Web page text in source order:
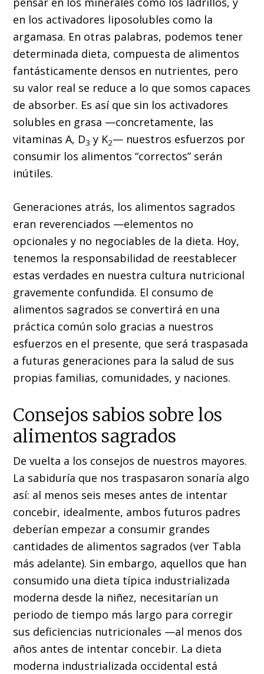
en los activadores liposolubles como la
argamasa. En otras palabras, podemos tener
determinada dieta, compuesta de alimentos
fantásticamente densos en nutrientes, pero
su valor real se reduce a lo que somos capaces
de absorber. Es así que sin los activadores
solubles en grasa —concretamente, las
vitaminas A, D3 y K2— nuestros esfuerzos por
consumir los alimentos “correctos” serán
inútiles.
Generaciones atrás, los alimentos sagrados
eran reverenciados —elementos no
opcionales y no negociables de la dieta. Hoy,
tenemos la responsabilidad de reestablecer
estas verdades en nuestra cultura nutricional
gravemente confundida. El consumo de
alimentos sagrados se convertirá en una
práctica común solo gracias a nuestros
esfuerzos en el presente, que será traspasada
a futuras generaciones para la salud de sus
propias familias, comunidades, y naciones.
Consejos sabios sobre los
alimentos sagrados
De vuelta a los consejos de nuestros mayores.
La sabiduría que nos traspasaron sonaría algo
así: al menos seis meses antes de intentar
concebir, idealmente, ambos futuros padres
deberían empezar a consumir grandes
cantidades de alimentos sagrados (ver Tabla
más adelante). Sin embargo, aquellos que han
consumido una dieta típica industrializada
moderna desde la niñez, necesitarían un
periodo de tiempo más largo para corregir
sus deficiencias nutricionales —al menos dos
años antes de intentar concebir. La dieta
moderna industrializada occidental está